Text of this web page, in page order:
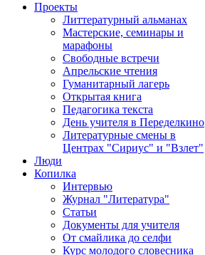
Проекты
Литтературный альманах
Мастерские, семинары и
марафоны
Свободные встречи
Апрельские чтения
Гуманитарный лагерь
Открытая книга
Педагогика текста
День учителя в Переделкино
Литературные смены в
Центрах "Сириус" и "Взлет"
Люди
Копилка
Интервью
Журнал "Литература"
Статьи
Документы для учителя
От смайлика до селфи
Курс молодого словесника